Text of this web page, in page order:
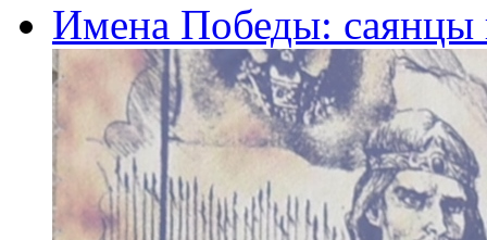
Имена Победы: саянцы